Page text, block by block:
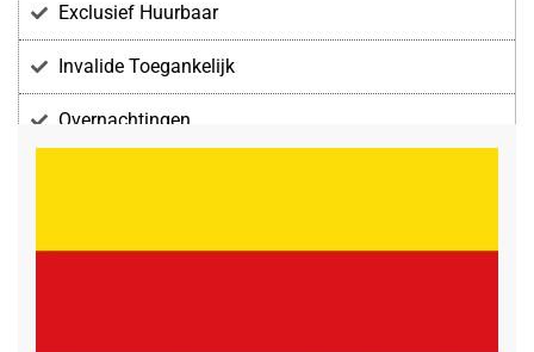
Exclusief Huurbaar
Invalide Toegankelijk
Overnachtingen